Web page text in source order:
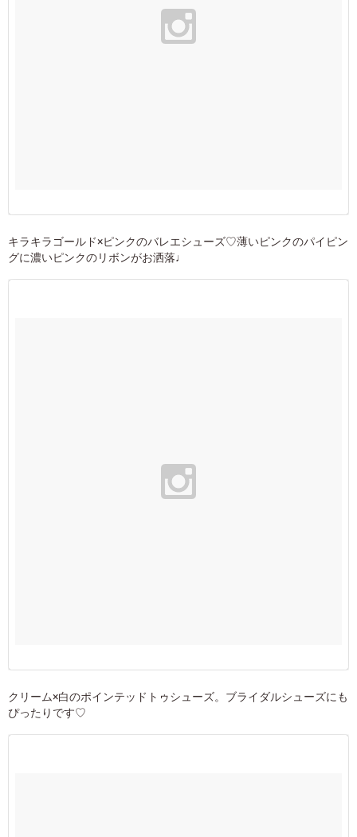
キラキラゴールド×ピンクのバレエシューズ♡薄いピンクのパイピン
グに濃いピンクのリボンがお洒落♩
クリーム×白のポインテッドトゥシューズ。ブライダルシューズにも
ぴったりです♡